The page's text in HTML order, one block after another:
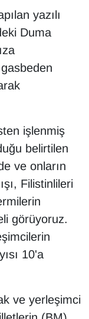
yazılı
Duma
işlenmiş
belirtilen
ve onların
Filistinlileri
görüyoruz.
10'a
ve yerleşimci